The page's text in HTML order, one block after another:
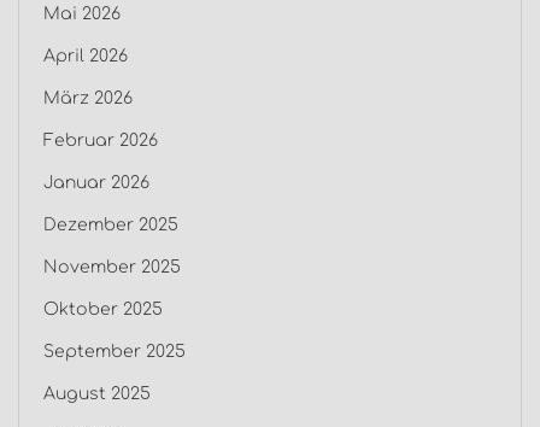
Mai 2026
April 2026
März 2026
Februar 2026
Januar 2026
Dezember 2025
November 2025
Oktober 2025
September 2025
August 2025